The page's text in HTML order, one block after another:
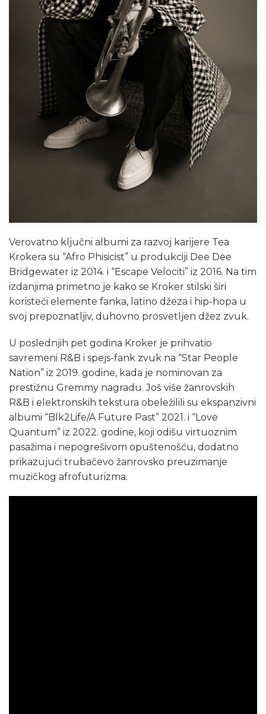
Verovatno ključni albumi za razvoj karijere Tea
Krokera su “Afro Phisicist” u produkciji Dee Dee
Bridgewater iz 2014. i “Escape Velociti” iz 2016. Na tim
izdanjima primetno je kako se Kroker stilski širi
koristeći elemente fanka, latino džeza i hip-hopa u
svoj prepoznatljiv, duhovno prosvetljen džez zvuk.
U poslednjih pet godina Kroker je prihvatio
savremeni R&B i spejs-fank zvuk na “Star People
Nation” iz 2019. godine, kada je nominovan za
prestižnu Gremmy nagradu. Još više žanrovskih
R&B i elektronskih tekstura obeležilili su ekspanzivni
albumi “Blk2Life/A Future Past” 2021. i “Love
Quantum” iz 2022. godine, koji odišu virtuoznim
pasažima i nepogrešivom opuštenošću, dodatno
prikazujući trubačevo žanrovsko preuzimanje
muzičkog afrofuturizma.